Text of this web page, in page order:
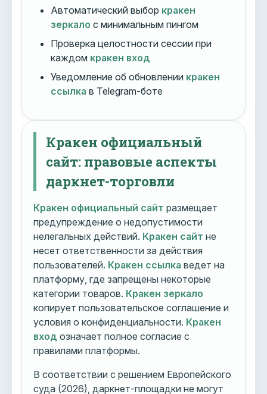
Автоматический выбор кракен
зеркало с минимальным пингом
Проверка целостности сессии при
каждом кракен вход
Уведомление об обновлении кракен
ссылка в Telegram-боте
Кракен официальный
сайт: правовые аспекты
даркнет-торговли
Кракен официальный сайт размещает
предупреждение о недопустимости
нелегальных действий. Кракен сайт не
несет ответственности за действия
пользователей. Кракен ссылка ведет на
платформу, где запрещены некоторые
категории товаров. Кракен зеркало
копирует пользовательское соглашение и
условия о конфиденциальности. Кракен
вход означает полное согласие с
правилами платформы.
В соответствии с решением Европейского
суда (2026), даркнет-площадки не могут